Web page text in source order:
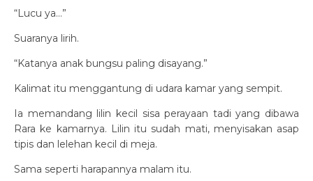
“Lucu ya…”
Suaranya lirih.
“Katanya anak bungsu paling disayang.”
Kalimat itu menggantung di udara kamar yang sempit.
Ia memandang lilin kecil sisa perayaan tadi yang dibawa
Rara ke kamarnya. Lilin itu sudah mati, menyisakan asap
tipis dan lelehan kecil di meja.
Sama seperti harapannya malam itu.